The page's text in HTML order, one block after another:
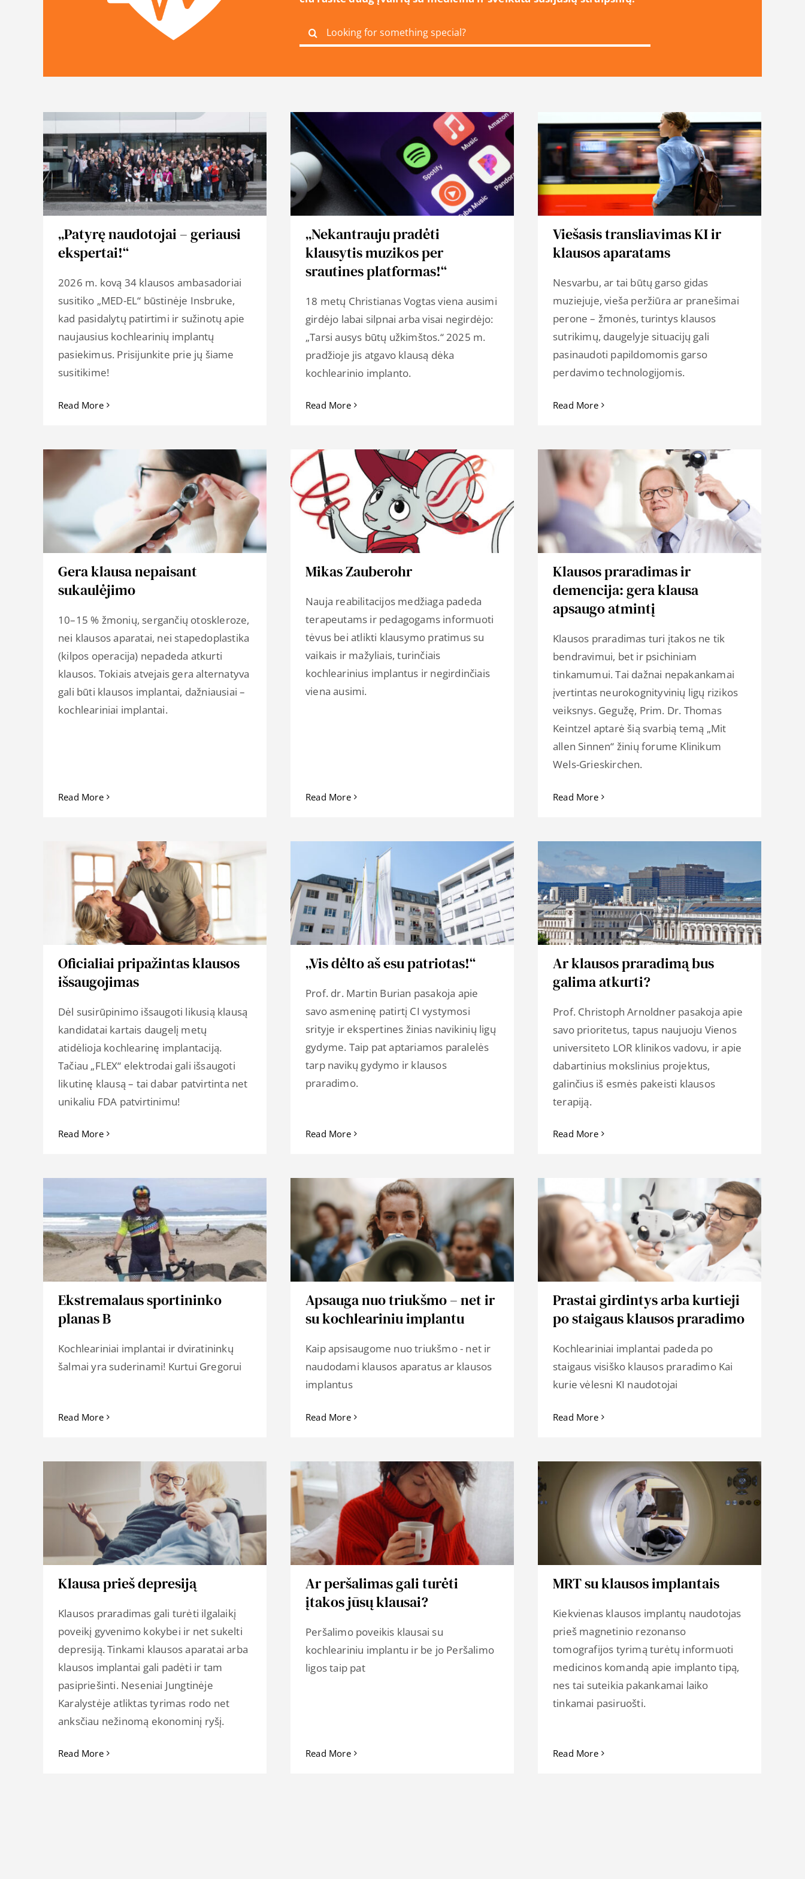
Search
for:
„Patyrę naudotojai – geriausi
ekspertai!“
2026 m. kovą 34 klausos ambasadoriai
susitiko „MED-EL“ būstinėje Insbruke,
kad pasidalytų patirtimi ir sužinotų apie
naujausius kochlearinių implantų
pasiekimus. Prisijunkite prie jų šiame
susitikime!
Read More
„Nekantrauju pradėti
klausytis muzikos per
srautines platformas!“
18 metų Christianas Vogtas viena ausimi
girdėjo labai silpnai arba visai negirdėjo:
„Tarsi ausys būtų užkimštos.“ 2025 m.
pradžioje jis atgavo klausą dėka
kochlearinio implanto.
Read More
Viešasis transliavimas KI ir
klausos aparatams
Nesvarbu, ar tai būtų garso gidas
muziejuje, vieša peržiūra ar pranešimai
perone – žmonės, turintys klausos
sutrikimų, daugelyje situacijų gali
pasinaudoti papildomomis garso
perdavimo technologijomis.
Read More
Gera klausa nepaisant
sukaulėjimo
10–15 % žmonių, sergančių otoskleroze,
nei klausos aparatai, nei stapedoplastika
(kilpos operacija) nepadeda atkurti
klausos. Tokiais atvejais gera alternatyva
gali būti klausos implantai, dažniausiai –
kochleariniai implantai.
Read More
Mikas Zauberohr
Nauja reabilitacijos medžiaga padeda
terapeutams ir pedagogams informuoti
tėvus bei atlikti klausymo pratimus su
vaikais ir mažyliais, turinčiais
kochlearinius implantus ir negirdinčiais
viena ausimi.
Read More
Klausos praradimas ir
demencija: gera klausa
apsaugo atmintį
Klausos praradimas turi įtakos ne tik
bendravimui, bet ir psichiniam
tinkamumui. Tai dažnai nepakankamai
įvertintas neurokognityvinių ligų rizikos
veiksnys. Gegužę, Prim. Dr. Thomas
Keintzel aptarė šią svarbią temą „Mit
allen Sinnen“ žinių forume Klinikum
Wels-Grieskirchen.
Read More
Oficialiai pripažintas klausos
išsaugojimas
Dėl susirūpinimo išsaugoti likusią klausą
kandidatai kartais daugelį metų
atidėlioja kochlearinę implantaciją.
Tačiau „FLEX“ elektrodai gali išsaugoti
likutinę klausą – tai dabar patvirtinta net
unikaliu FDA patvirtinimu!
Read More
„Vis dėlto aš esu patriotas!“
Prof. dr. Martin Burian pasakoja apie
savo asmeninę patirtį CI vystymosi
srityje ir ekspertines žinias navikinių ligų
gydyme. Taip pat aptariamos paralelės
tarp navikų gydymo ir klausos
praradimo.
Read More
Ar klausos praradimą bus
galima atkurti?
Prof. Christoph Arnoldner pasakoja apie
savo prioritetus, tapus naujuoju Vienos
universiteto LOR klinikos vadovu, ir apie
dabartinius mokslinius projektus,
galinčius iš esmės pakeisti klausos
terapiją.
Read More
Ekstremalaus sportininko
planas B
Kochleariniai implantai ir dviratininkų
šalmai yra suderinami! Kurtui Gregorui
Read More
Apsauga nuo triukšmo – net ir
su kochleariniu implantu
Kaip apsisaugome nuo triukšmo - net ir
naudodami klausos aparatus ar klausos
implantus
Read More
Prastai girdintys arba kurtieji
po staigaus klausos praradimo
Kochleariniai implantai padeda po
staigaus visiško klausos praradimo Kai
kurie vėlesni KI naudotojai
Read More
Klausa prieš depresiją
Klausos praradimas gali turėti ilgalaikį
poveikį gyvenimo kokybei ir net sukelti
depresiją. Tinkami klausos aparatai arba
klausos implantai gali padėti ir tam
pasipriešinti. Neseniai Jungtinėje
Karalystėje atliktas tyrimas rodo net
anksčiau nežinomą ekonominį ryšį.
Read More
Ar peršalimas gali turėti
įtakos jūsų klausai?
Peršalimo poveikis klausai su
kochleariniu implantu ir be jo Peršalimo
ligos taip pat
Read More
MRT su klausos implantais
Kiekvienas klausos implantų naudotojas
prieš magnetinio rezonanso
tomografijos tyrimą turėtų informuoti
medicinos komandą apie implanto tipą,
nes tai suteikia pakankamai laiko
tinkamai pasiruošti.
Read More